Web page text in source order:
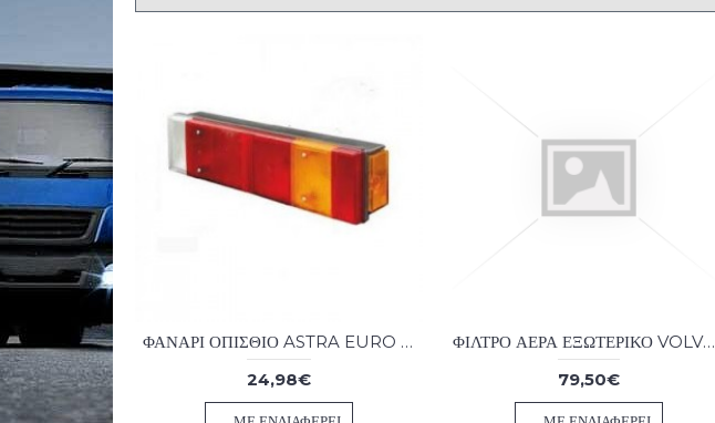
ΦΑΝΑΡΙ ΟΠΙΣΘΙΟ ASTRA EURO III-EURO 5
24,98€
ΦΙΛΤΡΟ ΑΕΡΑ ΕΞΩΤΕΡΙΚΟ VOLVO DUMPER A25D, A25E, A30C, A30D, A30E,
79,50€